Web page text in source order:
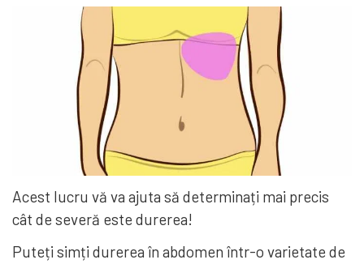
Acest lucru vă va ajuta să determinați mai precis
cât de severă este durerea!
Puteți simți durerea în abdomen într-o varietate de